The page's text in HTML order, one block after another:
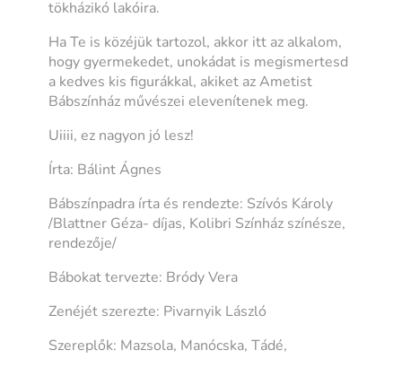
tökházikó lakóira.
Ha Te is közéjük tartozol, akkor itt az alkalom,
hogy gyermekedet, unokádat is megismertesd
a kedves kis figurákkal, akiket az Ametist
Bábszínház művészei elevenítenek meg.
Uiiii, ez nagyon jó lesz!
Írta: Bálint Ágnes
Bábszínpadra írta és rendezte: Szívós Károly
/Blattner Géza- díjas, Kolibri Színház színésze,
rendezője/
Bábokat tervezte: Bródy Vera
Zenéjét szerezte: Pivarnyik László
Szereplők: Mazsola, Manócska, Tádé,